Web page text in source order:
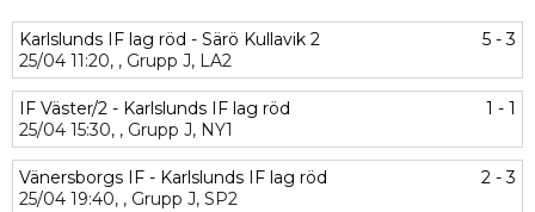
Karlslunds IF lag röd - Särö Kullavik 2
5 - 3
25/04 11:20, , Grupp J, LA2
IF Väster/2 - Karlslunds IF lag röd
1 - 1
25/04 15:30, , Grupp J, NY1
Vänersborgs IF - Karlslunds IF lag röd
2 - 3
25/04 19:40, , Grupp J, SP2